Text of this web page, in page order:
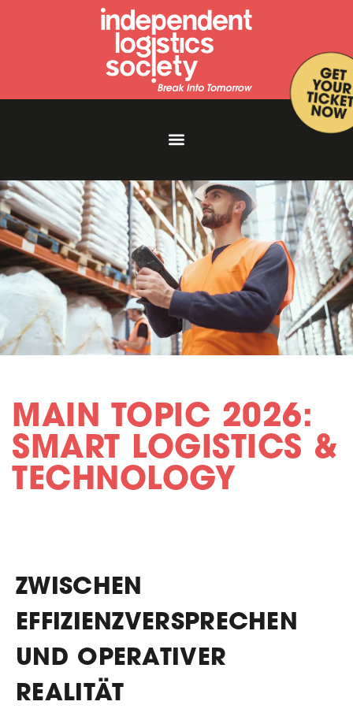
MAIN TOPIC 2026:
SMART LOGISTICS &
TECHNOLOGY
ZWISCHEN
EFFIZIENZVERSPRECHEN
UND OPERATIVER
REALITÄT